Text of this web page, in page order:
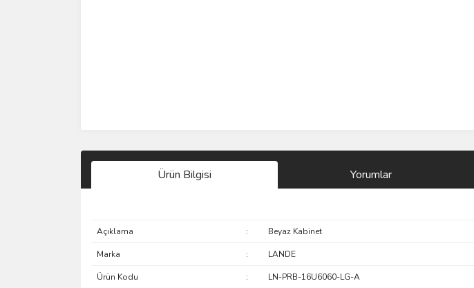
Ürün Bilgisi Yorumlar
Açıklama : Beyaz Kabinet
Marka : LANDE
Ürün Kodu : LN-PRB-16U6060-LG-A